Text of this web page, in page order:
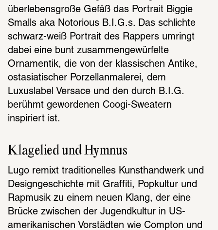
überlebensgroße Gefäß das Portrait Biggie
Smalls aka Notorious B.I.G.s. Das schlichte
schwarz-weiß Portrait des Rappers umringt
dabei eine bunt zusammengewürfelte
Ornamentik, die von der klassischen Antike,
ostasiatischer Porzellanmalerei, dem
Luxuslabel Versace und den durch B.I.G.
berühmt gewordenen Coogi-Sweatern
inspiriert ist.
Klagelied und Hymnus
Lugo remixt traditionelles Kunsthandwerk und
Designgeschichte mit Graffiti, Popkultur und
Rapmusik zu einem neuen Klang, der eine
Brücke zwischen der Jugendkultur in US-
amerikanischen Vorstädten wie Compton und